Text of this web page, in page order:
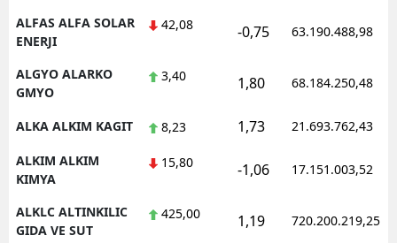
ALFAS ALFA SOLAR
ENERJI
42,08 -0,75 63.190.488,98
ALGYO ALARKO
GMYO
3,40 1,80 68.184.250,48
ALKA ALKIM KAGIT 8,23 1,73 21.693.762,43
ALKIM ALKIM
KIMYA
15,80 -1,06 17.151.003,52
ALKLC ALTINKILIC
GIDA VE SUT
425,00 1,19 720.200.219,25